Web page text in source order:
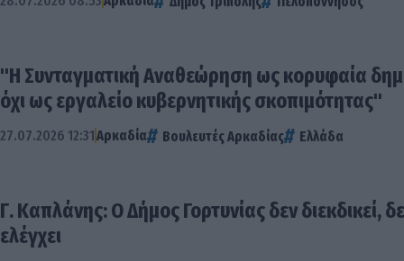
"Η Συνταγματική Αναθεώρηση ως κορυφαία
όχι ως εργαλείο κυβερνητικής σκοπιμότητας"
27.07.2026 12:31Αρκαδία Βουλευτές Αρκαδίας Ελλάδα
Γ. Καπλάνης: Ο Δήμος Γορτυνίας δεν διεκδικεί,
ελέγχει